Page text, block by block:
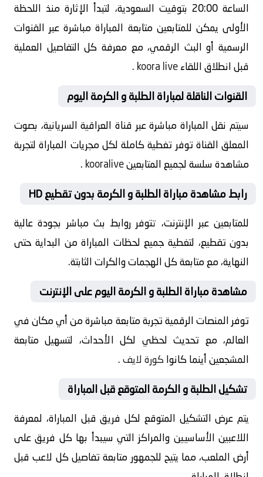
الساعة 20:00 بتوقيت السعودية، لتبدأ الإثارة منذ اللحظة
الأولى يمكن للمتابعين متابعة المباراة مباشرة عبر القنوات
الرسمية أو البث الرقمي، مع معرفة كل التفاصيل العملية
قبل انطلاق اللقاءkoora live
.
القنوات الناقلة لمباراة الطلبة و الكرمة اليوم
سيتم نقل المباراة مباشرة عبر قناة العراقية السريانية، بصوت
المعلق القناة توفر تغطية كاملة لكل مجريات المباراة لتجربة
مشاهدة سلسة لجميع المتابعينkooralive
.
رابط مشاهدة مباراة الطلبة و الكرمة بدون تقطيع HD
للمتابعين عبر الإنترنت، تتوفر روابط بث مباشر بجودة عالية
بدون تقطيع، لتغطية جميع لحظات المباراة من البداية حتى
النهاية، مع متابعة كل الهجمات والكرات الثابتة.
مشاهدة مباراة الطلبة و الكرمة اليوم على الإنترنت
توفر المنصات الرقمية تجربة متابعة مباشرة من أي مكان في
العالم، مع تحديث لحظي لكل الأحداث، لتسهيل متابعة
المشجعين أينما كانواكورة لايف.
تشكيل الطلبة و الكرمة المتوقع قبل المباراة
يتم عرض التشكيل المتوقع لكل فريق قبل المباراة، لمعرفة
اللاعبين الأساسيين والمراكز التي سيبدأ بها كل فريق على
أرض الملعب، مما يتيح للجمهور متابعة تفاصيل كل لاعب قبل